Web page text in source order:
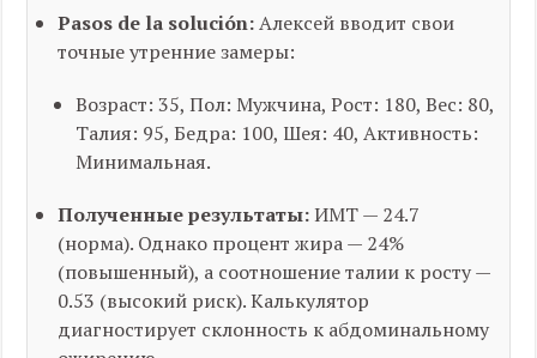
Pasos de la solución:Алексей вводит свои
точные утренние замеры:
Возраст: 35, Пол: Мужчина, Рост: 180, Вес: 80,
Талия: 95, Бедра: 100, Шея: 40, Активность:
Минимальная.
Полученные результаты:ИМТ — 24.7
(норма). Однако процент жира — 24%
(повышенный), а соотношение талии к росту —
0.53 (высокий риск). Калькулятор
диагностирует склонность к абдоминальному